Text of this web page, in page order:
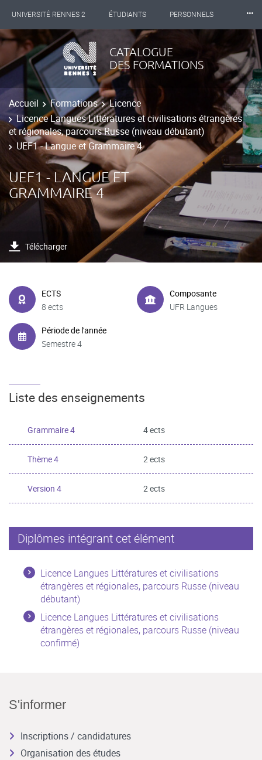
UNIVERSITÉ RENNES 2 ÉTUDIANTS PERSONNELS
INTERNATIONAL PROFESSIONNELS BIBLIOTHÈQUES
LES NOUVELLES DE RENNES 2
⸱⸱⸱
CATALOGUE
DES FORMATIONS
Accueil Formations
Licence
Licence Langues Littératures et civilisations étrangères
et régionales, parcours Russe (niveau débutant)
UEF1 - Langue et Grammaire 4
UEF1 - LANGUE ET
GRAMMAIRE 4
Télécharger
ECTS
8 ects
Composante
UFR Langues
Période de l'année
Semestre 4
Liste des enseignements
Grammaire 4 4 ects
Thème 4 2 ects
Version 4 2 ects
Diplômes intégrant cet élément
Licence Langues Littératures et civilisations
étrangères et régionales, parcours Russe (niveau
débutant)
Licence Langues Littératures et civilisations
étrangères et régionales, parcours Russe (niveau
confirmé)
S'informer
Inscriptions / candidatures
Organisation des études